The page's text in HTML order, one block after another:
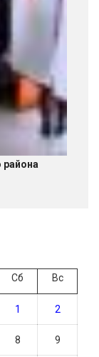
района
Сб Вс
1 2
8 9